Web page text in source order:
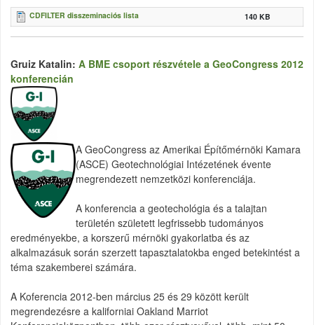
CDFILTER disszeminaciós lista 140 KB
Gruiz Katalin: A BME csoport részvétele a GeoCongress 2012
konferencián
A GeoCongress az Amerikai Építőmérnöki Kamara
(ASCE) Geotechnológiai Intézetének évente
megrendezett nemzetközi konferenciája.
A konferencia a geotechológia és a talajtan
területén született legfrissebb tudományos
eredményekbe, a korszerű mérnöki gyakorlatba és az
alkalmazásuk során szerzett tapasztalatokba enged betekintést a
téma szakemberei számára.
A Koferencia 2012-ben március 25 és 29 között került
megrendezésre a kaliforniai Oakland Marriot